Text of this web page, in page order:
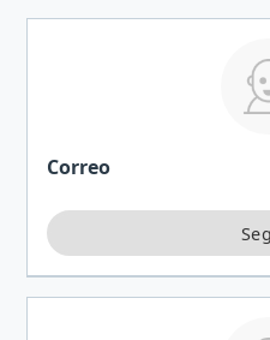
Correo